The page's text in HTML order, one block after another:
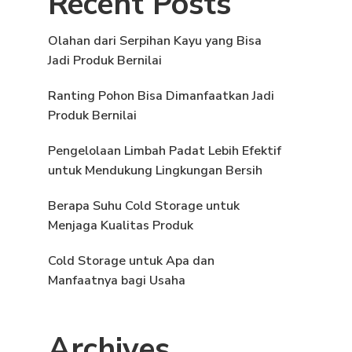
Olahan dari Serpihan Kayu yang Bisa
Jadi Produk Bernilai
Ranting Pohon Bisa Dimanfaatkan Jadi
Produk Bernilai
Pengelolaan Limbah Padat Lebih Efektif
untuk Mendukung Lingkungan Bersih
Berapa Suhu Cold Storage untuk
Menjaga Kualitas Produk
Cold Storage untuk Apa dan
Manfaatnya bagi Usaha